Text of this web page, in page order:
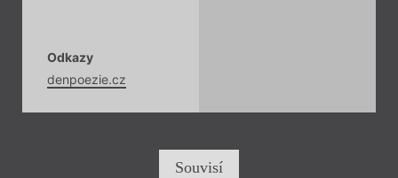
Odkazy
denpoezie.cz
Souvisí